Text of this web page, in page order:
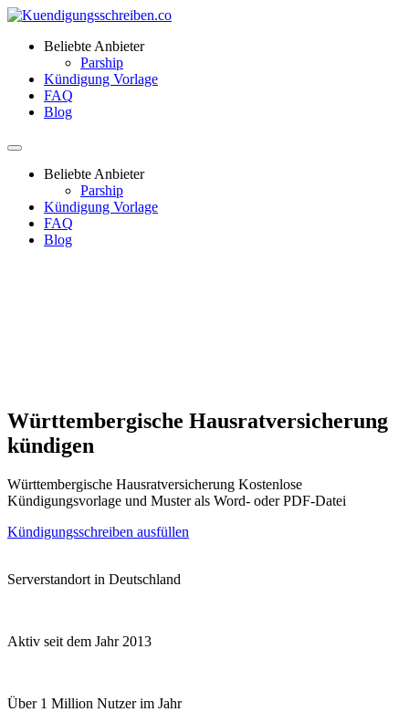
Beliebte Anbieter
Parship
Kündigung Vorlage
FAQ
Blog
Beliebte Anbieter
Parship
Kündigung Vorlage
FAQ
Blog
Württembergische Hausratversicherung
kündigen
Württembergische Hausratversicherung Kostenlose
Kündigungsvorlage und Muster als Word- oder PDF-Datei
Kündigungsschreiben ausfüllen
Serverstandort in Deutschland
Aktiv seit dem Jahr 2013
Über 1 Million Nutzer im Jahr